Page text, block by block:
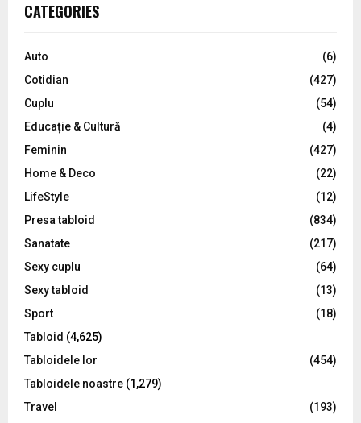
h
o
:
C
CATEGORIES
Auto
(6)
Cotidian
(427)
Cuplu
(54)
Educație & Cultură
(4)
Feminin
(427)
Home & Deco
(22)
LifeStyle
(12)
Presa tabloid
(834)
Sanatate
(217)
Sexy cuplu
(64)
Sexy tabloid
(13)
Sport
(18)
Tabloid (4,625)
Tabloidele lor
(454)
Tabloidele noastre (1,279)
Travel
(193)